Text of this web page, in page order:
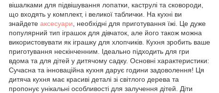
вішалками для підвішування лопатки, каструлі та сковороди,
що входять у комплект, і великої таблички. На кухні ви
знайдете аксесуари , необхідні для приготування їжі. Це дуже
популярний тип іграшок для дівчаток, але його також можна
використовувати як іграшку для хлопчиків. Кухня зробить ваше
приготування нескінченним. Ідеально підходить для гри
вдома та для дітей у дитячому садку. Основні характеристики:
Сучасна та інноваційна кухня дарує години задоволення! Ця
дитяча кухня має красиві деталі зі світлого дерева та
пропонує унікальні особливості для залучення дітей. Діти